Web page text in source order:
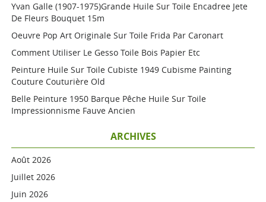
Yvan Galle (1907-1975)grande Huile Sur Toile Encadree Jete
De Fleurs Bouquet 15m
Oeuvre Pop Art Originale Sur Toile Frida Par Caronart
Comment Utiliser Le Gesso Toile Bois Papier Etc
Peinture Huile Sur Toile Cubiste 1949 Cubisme Painting
Couture Couturière Old
Belle Peinture 1950 Barque Pêche Huile Sur Toile
Impressionnisme Fauve Ancien
ARCHIVES
Août 2026
Juillet 2026
Juin 2026